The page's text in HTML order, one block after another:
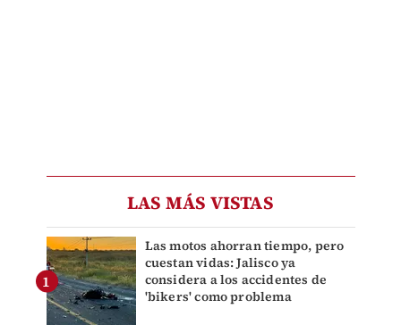
LAS MÁS VISTAS
Las motos ahorran tiempo, pero
cuestan vidas: Jalisco ya
considera a los accidentes de
'bikers' como problema